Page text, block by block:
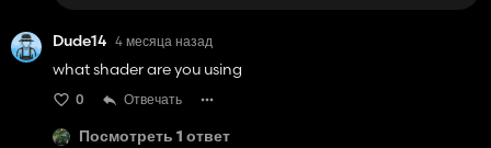
Dude14 4 месяца назад
what shader are you using
0 Отвечать
Посмотреть 1 ответ